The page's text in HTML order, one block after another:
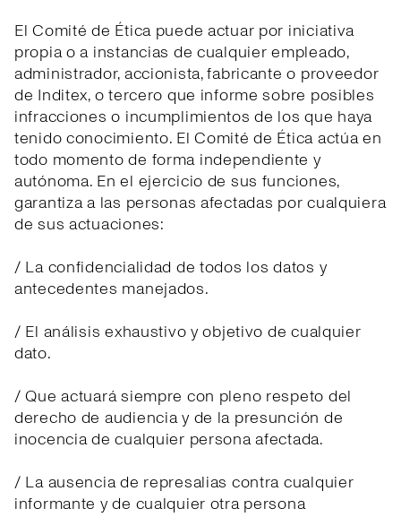
El Comité de Ética puede actuar por iniciativa
propia o a instancias de cualquier empleado,
administrador, accionista, fabricante o proveedor
de Inditex, o tercero que informe sobre posibles
infracciones o incumplimientos de los que haya
tenido conocimiento. El Comité de Ética actúa en
todo momento de forma independiente y
autónoma. En el ejercicio de sus funciones,
garantiza a las personas afectadas por cualquiera
de sus actuaciones:
/ La confidencialidad de todos los datos y
antecedentes manejados.
/ El análisis exhaustivo y objetivo de cualquier
dato.
/ Que actuará siempre con pleno respeto del
derecho de audiencia y de la presunción de
inocencia de cualquier persona afectada.
/ La ausencia de represalias contra cualquier
informante y de cualquier otra persona